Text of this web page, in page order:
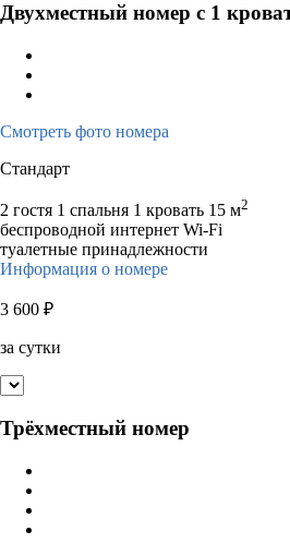
Двухместный номер с 1
Смотреть фото номера
Стандарт
2 гостя 1 спальня 1 кровать 15 м2
беспроводной интернет Wi-Fi
туалетные принадлежности
Информация о номере
3 600 ₽
за сутки
Трёхместный номер